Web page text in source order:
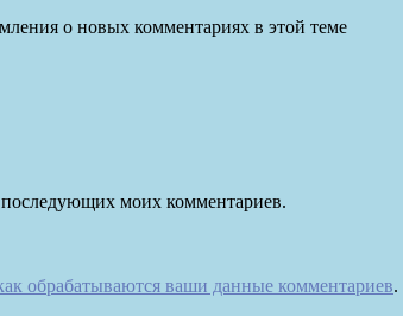
о новых комментариях в этой теме
последующих моих комментариев.
обрабатываются ваши данные комментариев.